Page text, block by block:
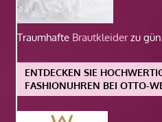
Traumhafte Brautkleiderzu
ENTDECKEN SIE
FASHIONUHREN BEI OTTO-